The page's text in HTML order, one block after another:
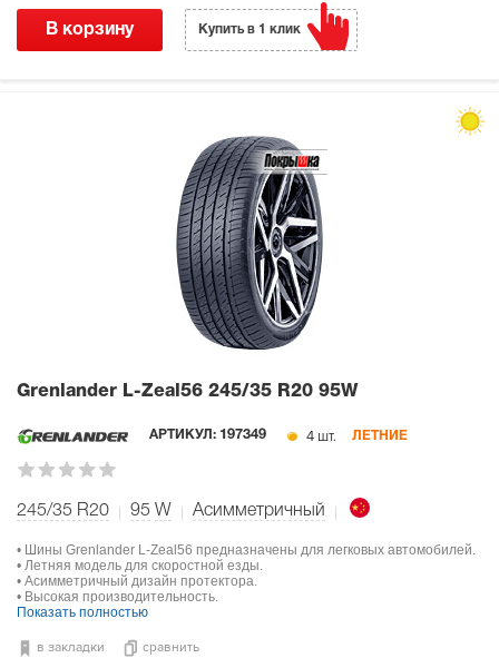
В корзину Купить в 1 клик
Grenlander L-Zeal56 245/35 R20 95W
АРТИКУЛ: 197349 4 шт. ЛЕТНИЕ
245/35 R20 95 W Асимметричный
• Шины Grenlander L-Zeal56 предназначены для легковых автомобилей.
• Летняя модель для скоростной езды.
• Асимметричный дизайн протектора.
• Высокая производительность.
Показать полностью
в закладки сравнить